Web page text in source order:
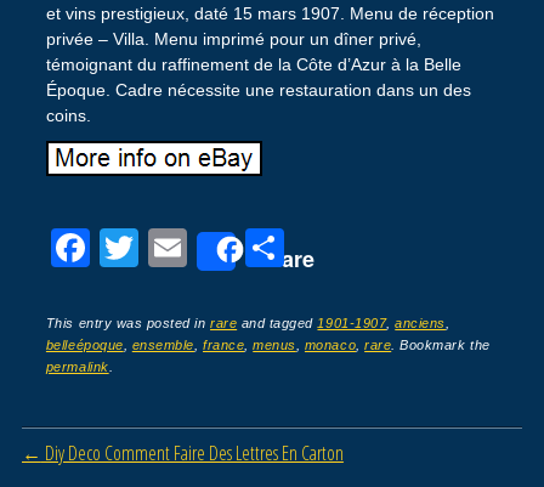
et vins prestigieux, daté 15 mars 1907. Menu de réception
privée – Villa. Menu imprimé pour un dîner privé,
témoignant du raffinement de la Côte d’Azur à la Belle
Époque. Cadre nécessite une restauration dans un des
coins.
F
c
e
o
T
tt
er
E
ail
Share
P
ta
g
This entry was posted inrare and tagged 1901-1907,anciens
belleépoque
ensemble ,france ,menus monaco ,rare . Bookmark the
permalink
Post navigation
← Diy Deco Comment Faire Des Lettres En Carton